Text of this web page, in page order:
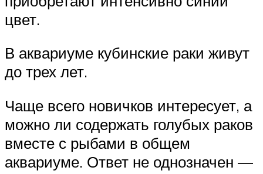
цвет.
В аквариуме кубинские раки живут
до трех лет.
Чаще всего новичков интересует, а
можно ли содержать голубых раков
вместе с рыбами в общем
аквариуме. Ответ не однозначен —